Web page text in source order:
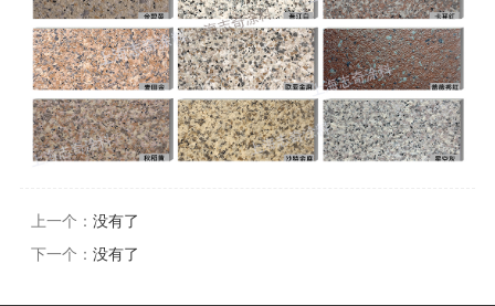
上一个： 没有了
下一个： 没有了